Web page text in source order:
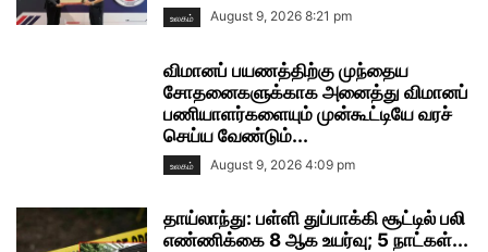
உலகம் August 9, 2026 8:21 pm
விமானப் பயணத்திற்கு முந்தைய
சோதனைகளுக்காக அனைத்து விமானப்
பணியாளர்களையும் முன்கூட்டியே வரச்
செய்ய வேண்டும்...
உலகம் August 9, 2026 4:09 pm
தாய்லாந்து: பள்ளி துப்பாக்கி சூட்டில் பலி
எண்ணிக்கை 8 ஆக உயர்வு; 5 நாட்கள்...